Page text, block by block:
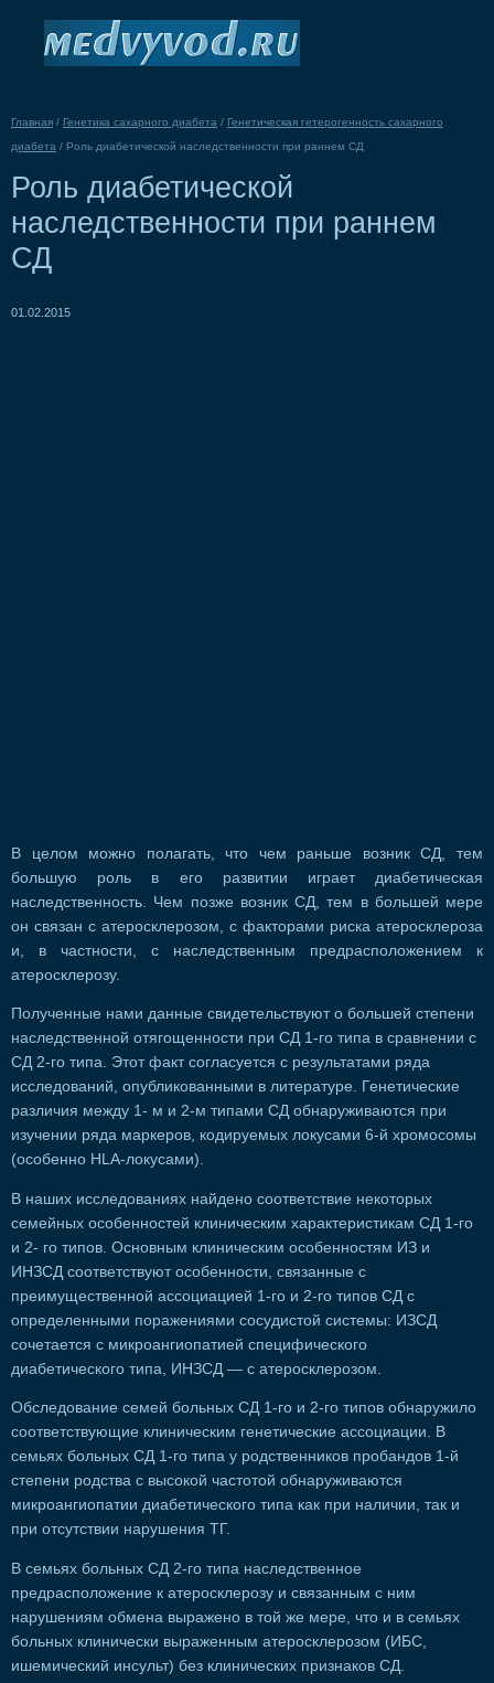
Главная / Генетика сахарного диабета / Генетическая гетерогенность сахарного
диабета / Роль диабетической наследственности при раннем СД
Роль диабетической
наследственности при раннем
СД
01.02.2015
В целом можно полагать, что чем раньше возник СД, тем
большую роль в его развитии играет диабетическая
наследственность. Чем позже возник СД, тем в большей мере
он связан с атеросклерозом, с факторами риска атеросклероза
и, в частности, с наследственным предрасположением к
атеросклерозу.
Полученные нами данные свидетельствуют о большей степени
наследственной отягощенности при СД 1-го типа в сравнении с
СД 2-го типа. Этот факт согласуется с результатами ряда
исследований, опубликованными в литературе. Генетические
различия между 1- м и 2-м типами СД обнаруживаются при
изучении ряда маркеров, кодируемых локусами 6-й хромосомы
(особенно HLA-локусами).
В наших исследованиях найдено соответствие некоторых
семейных особенностей клиническим характеристикам СД 1-го
и 2- го типов. Основным клиническим особенностям ИЗ и
ИНЗСД соответствуют особенности, связанные с
преимущественной ассоциацией 1-го и 2-го типов СД с
определенными поражениями сосудистой системы: ИЗСД
сочетается с микроангиопатией специфического
диабетического типа, ИНЗСД — с атеросклерозом.
Обследование семей больных СД 1-го и 2-го типов обнаружило
соответствующие клиническим генетические ассоциации. В
семьях больных СД 1-го типа у родственников пробандов 1-й
степени родства с высокой частотой обнаруживаются
микроангиопатии диабетического типа как при наличии, так и
при отсутствии нарушения ТГ.
В семьях больных СД 2-го типа наследственное
предрасположение к атеросклерозу и связанным с ним
нарушениям обмена выражено в той же мере, что и в семьях
больных клинически выраженным атеросклерозом (ИБС,
ишемический инсульт) без клинических признаков СД.